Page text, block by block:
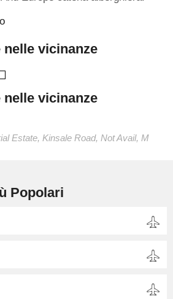
vicinanze
vicinanze
Estate, Kinsale Road, Not Avail, M
Popolari